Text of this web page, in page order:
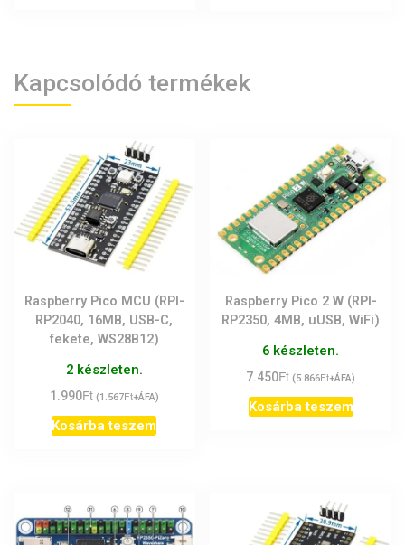
Kapcsolódó termékek
Raspberry Pico MCU (RPI-
RP2040, 16MB, USB-C,
fekete, WS28B12)
2 készleten.
1.990Ft (1.567Ft+ÁFA)
Kosárba teszem
Raspberry Pico 2 W (RPI-
RP2350, 4MB, uUSB, WiFi)
6 készleten.
7.450Ft (5.866Ft+ÁFA)
Kosárba teszem